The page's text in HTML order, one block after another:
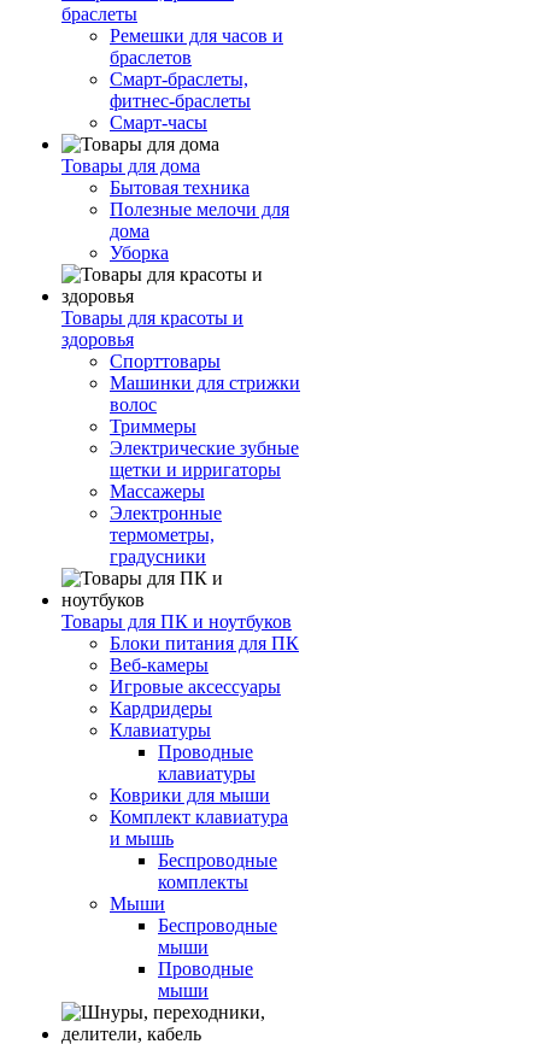
браслеты
Ремешки для часов и
браслетов
Смарт-браслеты,
фитнес-браслеты
Смарт-часы
Товары для дома
Бытовая техника
Полезные мелочи для
дома
Уборка
Товары для красоты и
здоровья
Спорттовары
Машинки для стрижки
волос
Триммеры
Электрические зубные
щетки и ирригаторы
Массажеры
Электронные
термометры,
градусники
Товары для ПК и ноутбуков
Блоки питания для ПК
Веб-камеры
Игровые аксессуары
Кардридеры
Клавиатуры
Проводные
клавиатуры
Коврики для мыши
Комплект клавиатура
и мышь
Беспроводные
комплекты
Мыши
Беспроводные
мыши
Проводные
мыши